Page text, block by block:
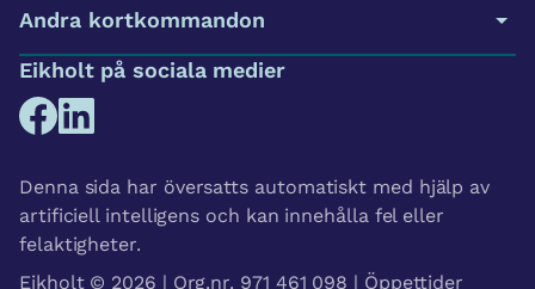
Andra kortkommandon
Eikholt på sociala medier
Denna sida har översatts automatiskt med hjälp av
artificiell intelligens och kan innehålla fel eller
felaktigheter.
Eikholt © 2026 | Org.nr. 971 461 098 | Öppettider